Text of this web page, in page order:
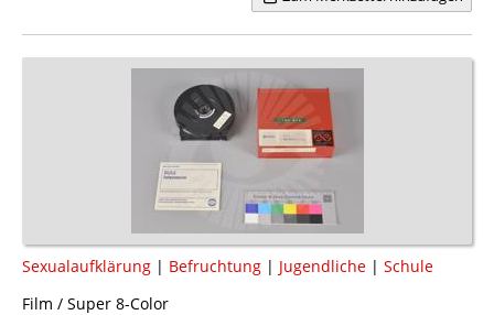
Sexualaufklärung | Befruchtung | Jugendliche | Schule
Film / Super 8-Color